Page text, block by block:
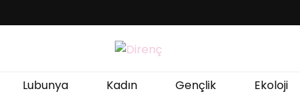
Lubunya Kadın Gençlik Ekoloji